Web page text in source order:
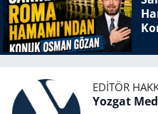
EDITÖR
Yozgat